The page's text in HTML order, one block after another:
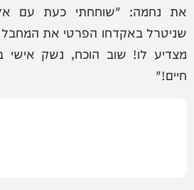
את נחמה: "שוחחתי כעת עם
שניטרל באקדחו הפרטי את המחבל
מצדיע לו! שוב הוכח, נשק אישי
חיים!"